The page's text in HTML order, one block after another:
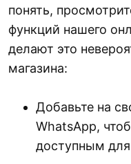
понять,
функций нашего
делают это
магазина:
Добавьте на
WhatsApp,
доступным